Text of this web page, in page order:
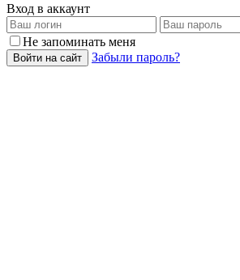
Вход в аккаунт
Не запоминать меня
Войти на сайт Забыли пароль?